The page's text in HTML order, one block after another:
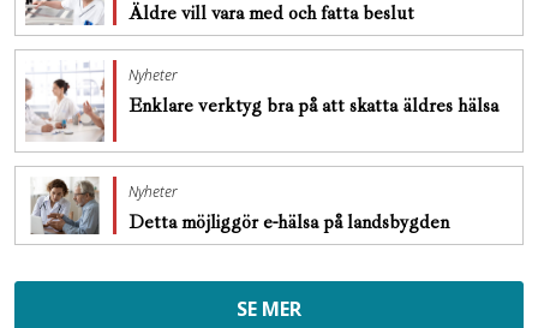
Äldre vill vara med och fatta beslut
Nyheter
Enklare verktyg bra på att skatta äldres hälsa
Nyheter
Detta möjliggör e-hälsa på landsbygden
SE MER